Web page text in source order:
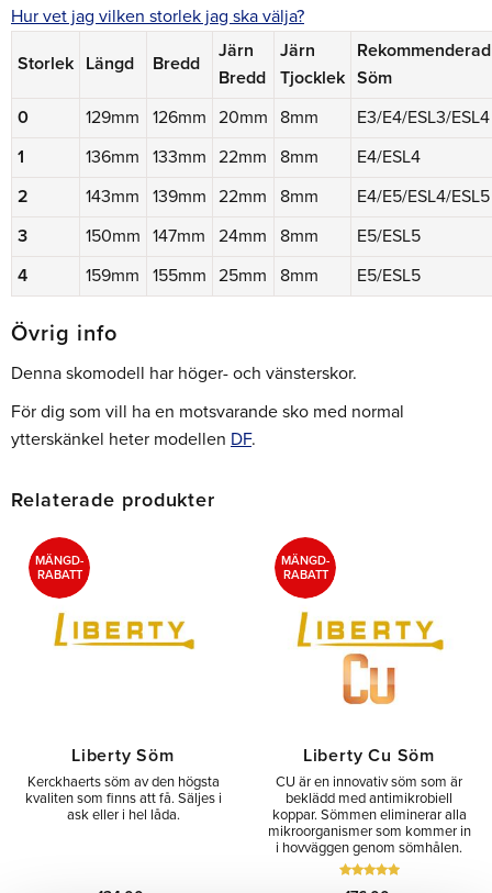
Hur vet jag vilken storlek jag ska välja?
Storlek Längd Bredd
Järn
Bredd
Järn
Tjocklek
Rekommenderad
Söm
0
129mm 126mm 20mm 8mm
E3/E4/ESL3/ESL4
1
136mm 133mm 22mm 8mm
E4/ESL4
2
143mm 139mm 22mm 8mm
E4/E5/ESL4/ESL5
3
150mm 147mm 24mm 8mm
E5/ESL5
4
159mm 155mm 25mm 8mm E5/ESL5
Övrig info
Denna skomodell har höger- och vänsterskor.
För dig som vill ha en motsvarande sko med normal
ytterskänkel heter modellen DF.
Relaterade produkter
Liberty Söm
Kerckhaerts söm av den högsta
kvaliten som finns att få. Säljes i
ask eller i hel låda.
MÄNGD-
RABATT
Liberty Cu Söm
CU är en innovativ söm som är
beklädd med antimikrobiell
koppar. Sömmen eliminerar alla
mikroorganismer som kommer in
i hovväggen genom sömhålen.
MÄNGD-
RABATT